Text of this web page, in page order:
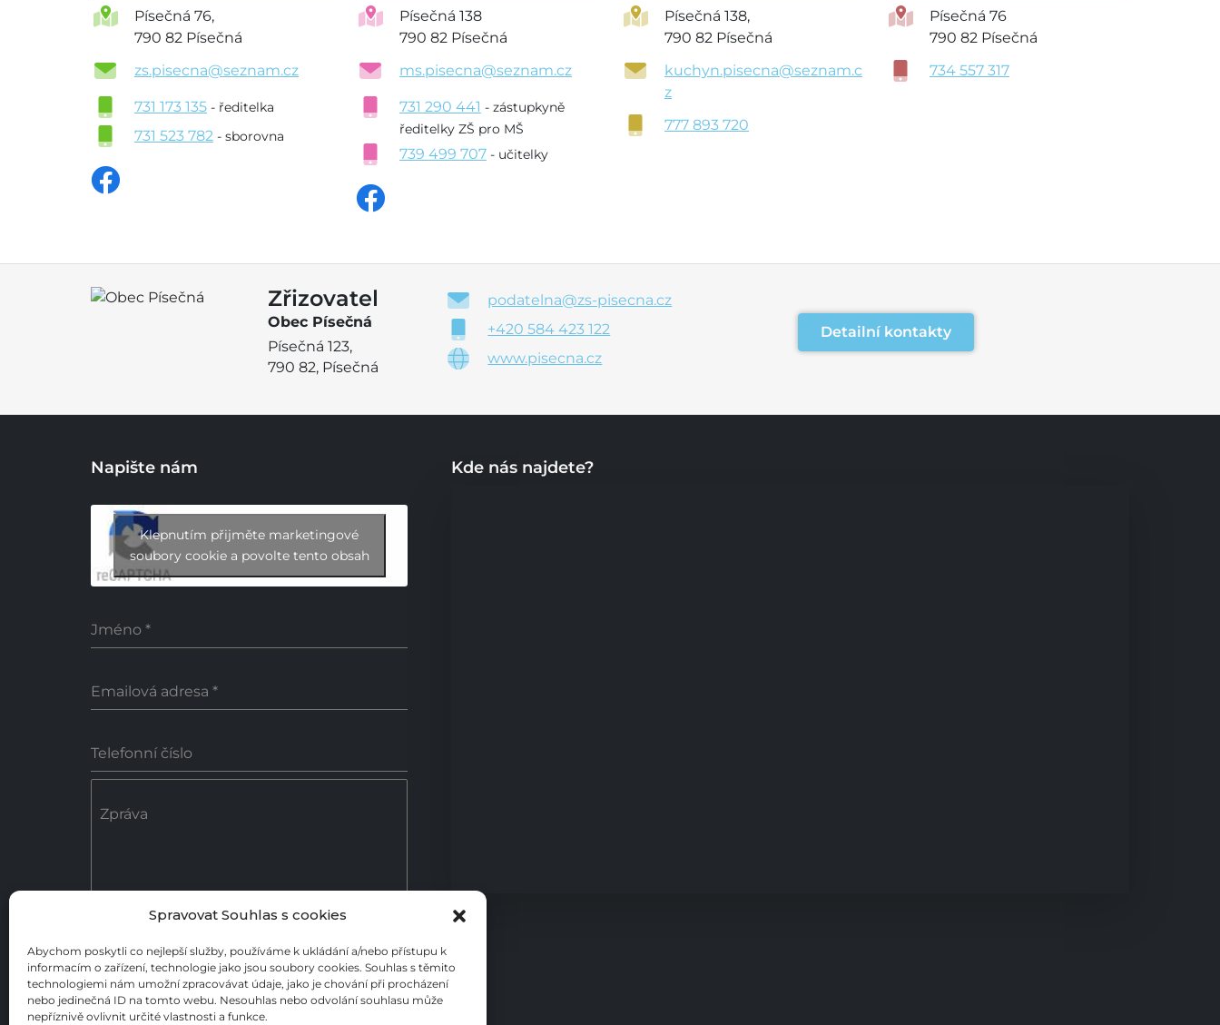
Spravovat Souhlas s cookies
Abychom poskytli co nejlepší služby, používáme k ukládání a/nebo přístupu k
informacím o zařízení, technologie jako jsou soubory cookies. Souhlas s těmito
technologiemi nám umožní zpracovávat údaje, jako je chování při procházení
nebo jedinečná ID na tomto webu. Nesouhlas nebo odvolání souhlasu může
nepříznivě ovlivnit určité vlastnosti a funkce.
Písečná 76,
790 82 Písečná
zs.pisecna@seznam.cz
731 173 135 - ředitelka
731 523 782 - sborovna
Písečná 138
790 82 Písečná
ms.pisecna@seznam.cz
731 290 441 - zástupkyně
ředitelky ZŠ pro MŠ
739 499 707 - učitelky
Písečná 138,
790 82 Písečná
kuchyn.pisecna@seznam.c
z
777 893 720
Písečná 76
790 82 Písečná
734 557 317
Zřizovatel
Obec Písečná
Písečná 123,
790 82, Písečná
podatelna@zs-pisecna.cz
+420 584 423 122
www.pisecna.cz
Detailní kontakty
Napište nám
Klepnutím přijměte marketingové
soubory cookie a povolte tento obsah
Jméno *
Emailová adresa *
Telefonní číslo
Zpráva
Poslat zprávu
Kde nás najdete?